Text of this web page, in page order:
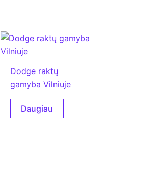
Dodge raktų
gamyba Vilniuje
Daugiau